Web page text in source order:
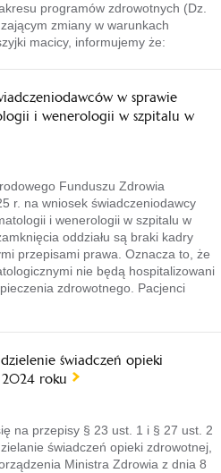
programów zdrowotnych (Dz.
zmiany w warunkach
macicy, informujemy że:
w sprawie
i wenerologii w szpitalu w
Funduszu Zdrowia
r. na wniosek świadczeniodawcy
i wenerologii w szpitalu w
oddziału są braki kadry
przepisami prawa. Oznacza to, że
nie będą hospitalizowani
zdrowotnego. Pacjenci
świadczeń opieki
roku
na przepisy § 23 ust. 1 i § 27 ust. 2
świadczeń opieki zdrowotnej,
Ministra Zdrowia z dnia 8